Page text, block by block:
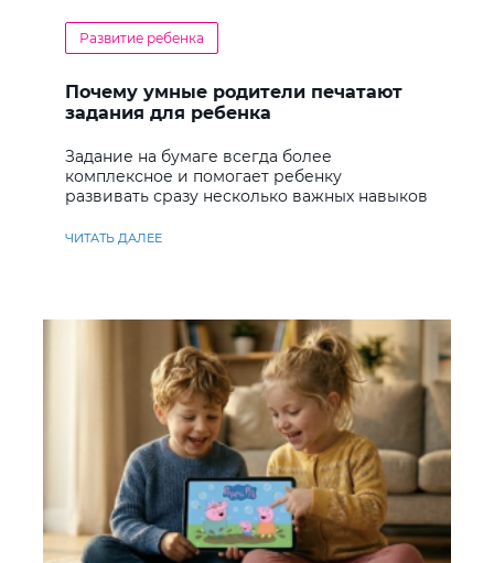
Развитие ребенка
Почему умные родители печатают
задания для ребенка
Задание на бумаге всегда более
комплексное и помогает ребенку
развивать сразу несколько важных навыков
ЧИТАТЬ ДАЛЕЕ